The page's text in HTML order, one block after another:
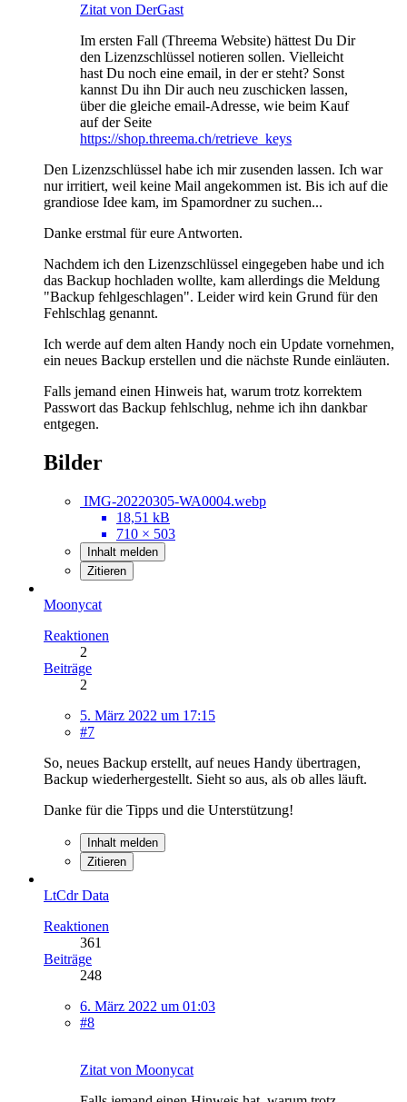
Zitat von DerGast
Im ersten Fall (Threema Website) hättest Du Dir
den Lizenzschlüssel notieren sollen. Vielleicht
hast Du noch eine email, in der er steht? Sonst
kannst Du ihn Dir auch neu zuschicken lassen,
über die gleiche email-Adresse, wie beim Kauf
auf der Seite
https://shop.threema.ch/retrieve_keys
Den Lizenzschlüssel habe ich mir zusenden lassen. Ich war
nur irritiert, weil keine Mail angekommen ist. Bis ich auf die
grandiose Idee kam, im Spamordner zu suchen...
Danke erstmal für eure Antworten.
Nachdem ich den Lizenzschlüssel eingegeben habe und ich
das Backup hochladen wollte, kam allerdings die Meldung
"Backup fehlgeschlagen". Leider wird kein Grund für den
Fehlschlag genannt.
Ich werde auf dem alten Handy noch ein Update vornehmen,
ein neues Backup erstellen und die nächste Runde einläuten.
Falls jemand einen Hinweis hat, warum trotz korrektem
Passwort das Backup fehlschlug, nehme ich ihn dankbar
entgegen.
Bilder
IMG-20220305-WA0004.webp
18,51 kB
710 × 503
Inhalt melden
Zitieren
Moonycat
Reaktionen
2
Beiträge
2
5. März 2022 um 17:15
#7
So, neues Backup erstellt, auf neues Handy übertragen,
Backup wiederhergestellt. Sieht so aus, als ob alles läuft.
Danke für die Tipps und die Unterstützung!
Inhalt melden
Zitieren
LtCdr Data
Reaktionen
361
Beiträge
248
6. März 2022 um 01:03
#8
Zitat von Moonycat